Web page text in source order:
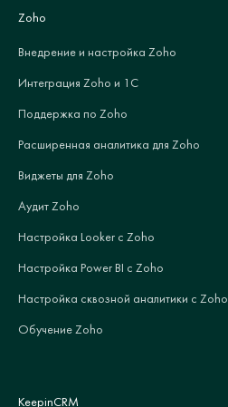
Zoho
Внедрение и настройка Zoho
Интеграция Zoho и 1С
Поддержка по Zoho
Расширенная аналитика для Zoho
Виджеты для Zoho
Аудит Zoho
Настройка Looker с Zoho
Настройка Power BI с Zoho
Настройка сквозной аналитики с Zoho
Обучение Zoho
KeepinCRM